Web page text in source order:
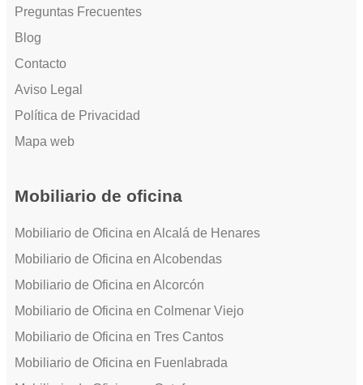
Preguntas Frecuentes
Blog
Contacto
Aviso Legal
Política de Privacidad
Mapa web
Mobiliario de oficina
Mobiliario de Oficina en Alcalá de Henares
Mobiliario de Oficina en Alcobendas
Mobiliario de Oficina en Alcorcón
Mobiliario de Oficina en Colmenar Viejo
Mobiliario de Oficina en Tres Cantos
Mobiliario de Oficina en Fuenlabrada